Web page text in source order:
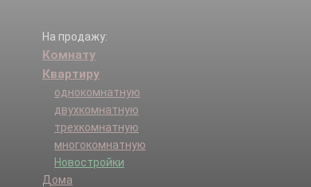
На продажу:
Комнату
Квартиру
однокомнатную
двухкомнатную
трехкомнатную
многокомнатную
Новостройки
Дома